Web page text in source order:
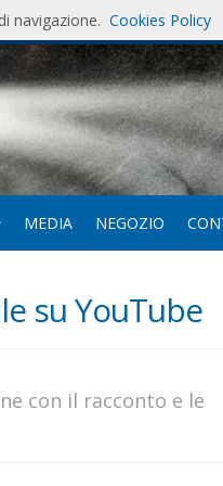
MEDIA NEGOZIO
su YouTube
con il racconto e le
navigazione. Cookies Policy